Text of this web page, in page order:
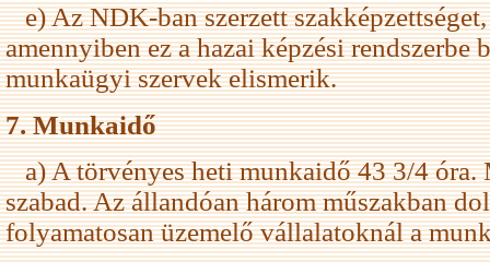
e) Az NDK-ban szerzett
amennyiben ez a hazai képzési rendszerbe
munkaügyi szervek elismerik.
7. Munkaidő
a) A törvényes heti munkaidő 43 3/4 óra.
szabad. Az állandóan három műszakban
folyamatosan üzemelő vállalatoknál a